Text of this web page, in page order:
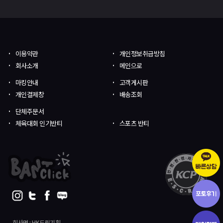
이용약관
개인정보취급방침
회사소개
메인으로
마킹안내
고객게시판
개인결제창
배송조회
단체주문서
체육대회 인기반티
스포츠 반티